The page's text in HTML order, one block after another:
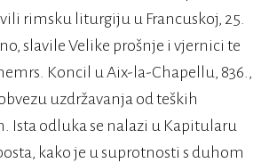
rimsku liturgiju u Francuskoj, 25.
slavile Velike prošnje i vjernici te
Koncil u Aix-la-Chapellu, 836.,
uzdržavanja od teških
Ista odluka se nalazi u Kapitularu
kako je u suprotnosti s duhom